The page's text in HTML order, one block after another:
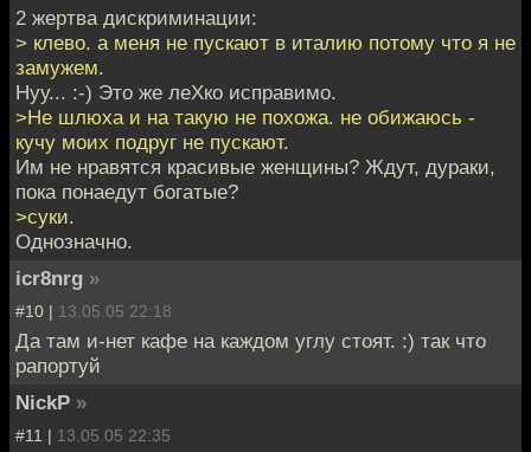
2 жертва дискриминации:
> клево. а меня не пускают в италию потому что я не
замужем.
Нуу... :-) Это же леХко исправимо.
>Не шлюха и на такую не похожа. не обижаюсь -
кучу моих подруг не пускают.
Им не нравятся красивые женщины? Ждут, дураки,
пока понаедут богатые?
>суки.
Однозначно.
icr8nrg »
#10 | 13.05.05 22:18
Да там и-нет кафе на каждом углу стоят. :) так что
рапортуй
NickP »
#11 | 13.05.05 22:35